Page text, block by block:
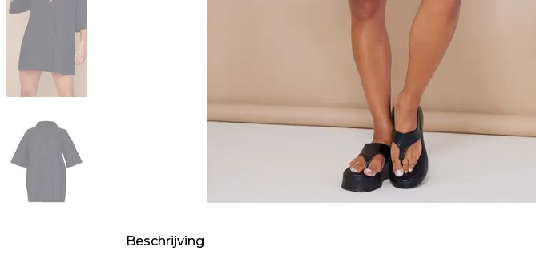
Beschrijving